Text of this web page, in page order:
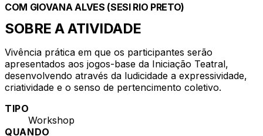
COM GIOVANA ALVES (SESI RIO PRETO)
SOBRE A ATIVIDADE
Vivência prática em que os participantes serão
apresentados aos jogos-base da Iniciação Teatral,
desenvolvendo através da ludicidade a expressividade,
criatividade e o senso de pertencimento coletivo.
TIPO
Workshop
QUANDO